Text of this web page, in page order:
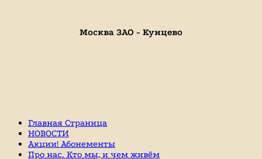
Москва ЗАО - Кунцево
Главная Страница
НОВОСТИ
Акции! Абонементы
Про нас. Кто мы, и чем живём